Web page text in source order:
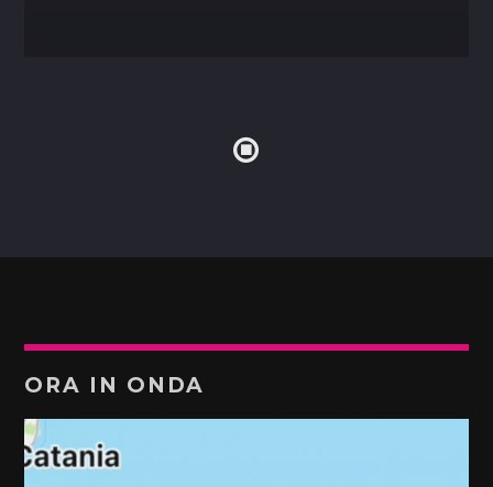
ORA IN ONDA